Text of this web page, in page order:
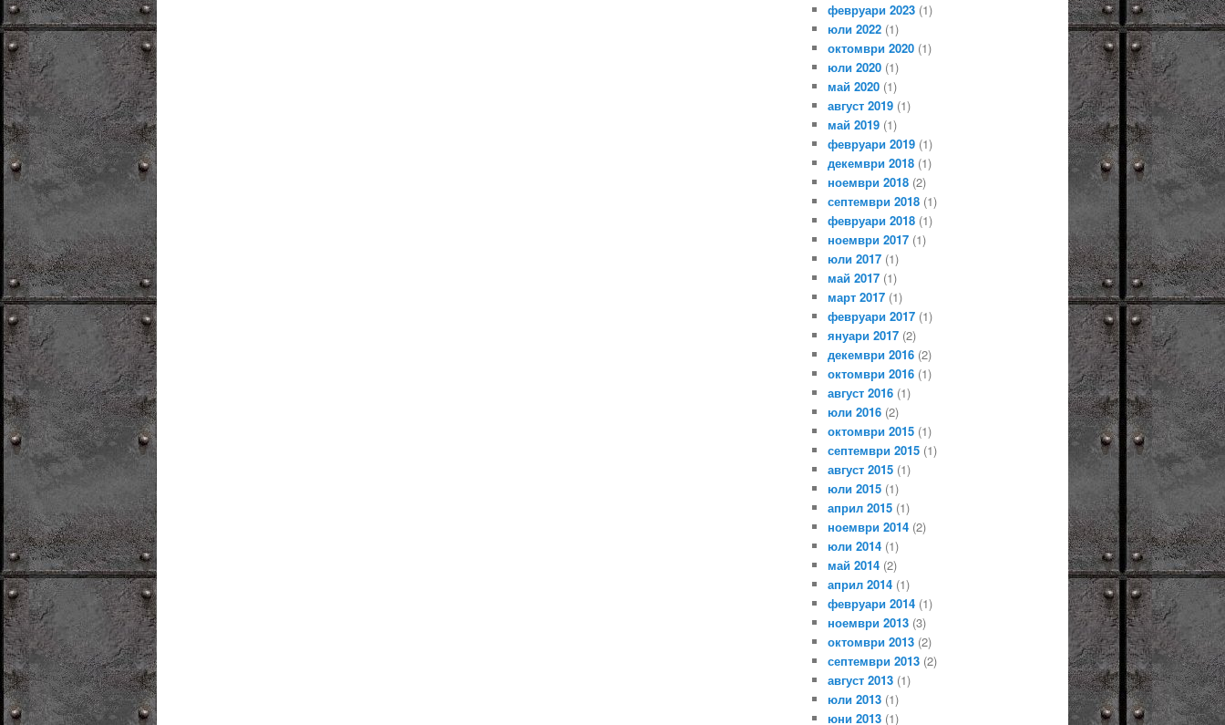
февруари 2023 (1)
юли 2022 (1)
октомври 2020 (1)
юли 2020 (1)
май 2020 (1)
август 2019 (1)
май 2019 (1)
февруари 2019 (1)
декември 2018 (1)
ноември 2018 (2)
септември 2018 (1)
февруари 2018 (1)
ноември 2017 (1)
юли 2017 (1)
май 2017 (1)
март 2017 (1)
февруари 2017 (1)
януари 2017 (2)
декември 2016 (2)
октомври 2016 (1)
август 2016 (1)
юли 2016 (2)
октомври 2015 (1)
септември 2015 (1)
август 2015 (1)
юли 2015 (1)
април 2015 (1)
ноември 2014 (2)
юли 2014 (1)
май 2014 (2)
април 2014 (1)
февруари 2014 (1)
ноември 2013 (3)
октомври 2013 (2)
септември 2013 (2)
август 2013 (1)
юли 2013 (1)
юни 2013 (1)